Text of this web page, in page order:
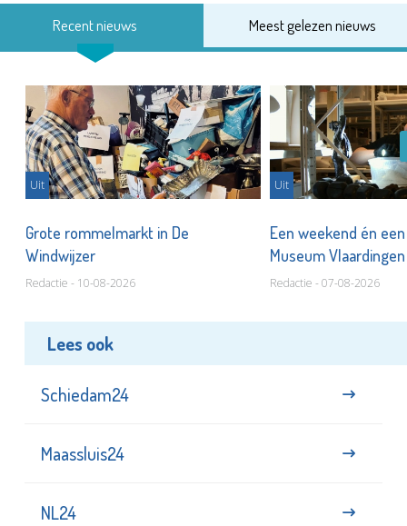
Recent nieuws Meest gelezen nieuws
Uit
Grote rommelmarkt in De
Windwijzer
Redactie - 10-08-2026
Uit
Een weekend én
Museum
Redactie - 07-08-2026
Lees ook
Schiedam24
Maassluis24
NL24